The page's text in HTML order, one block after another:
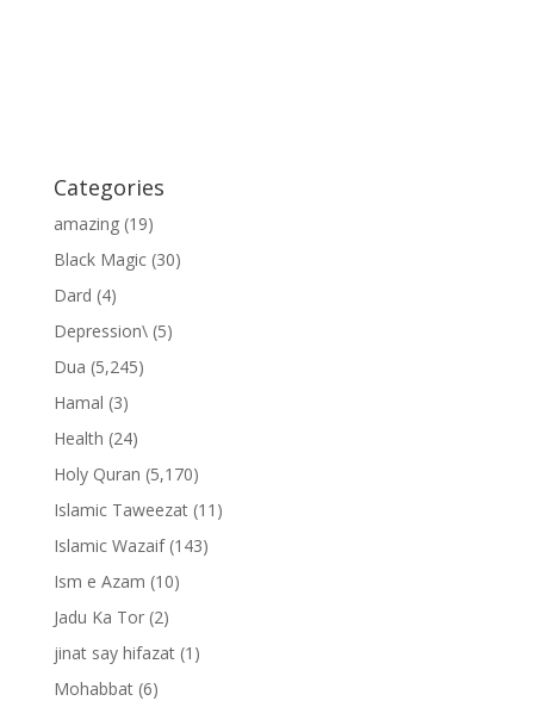
Categories
amazing(19)
Black Magic(30)
Dard (4)
Depression\(5)
Dua (5,245)
Hamal (3)
Health (24)
Holy Quran (5,170)
Islamic Taweezat(11)
Islamic Wazaif(143)
Ism e Azam (10)
Jadu Ka Tor(2)
jinat say hifazat(1)
Mohabbat(6)